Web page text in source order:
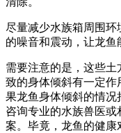
尽量减少水族箱周围
的噪音和震动，让龙鱼
需要注意的是，这些
致的身体倾斜有一定
果龙鱼身体倾斜的情
咨询专业的水族兽医
案。毕竟，龙鱼的健